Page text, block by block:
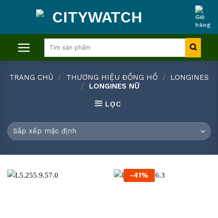
kiếm:
TRANG CHỦ / THƯƠNG HIỆU ĐỒNG HỒ /
LONGINES
/
LONGINES NỮ
LỌC
-41%